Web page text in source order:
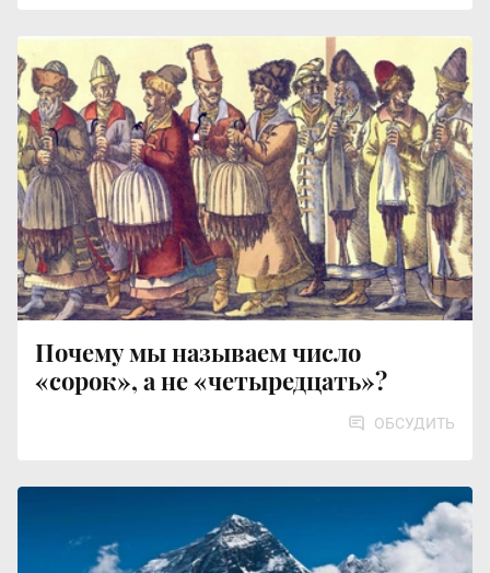
Почему мы называем число
«сорок», а не «четыредцать»?
ОБСУДИТЬ